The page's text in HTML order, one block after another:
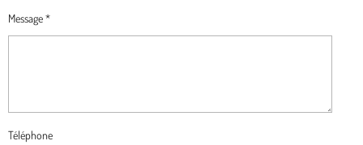
Message *
Téléphone